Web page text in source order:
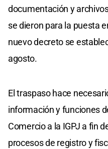
documentación y
se dieron para la puesta
nuevo decreto se
agosto.
El traspaso hace
información y funciones
Comercio a la IGPJ a fin
procesos de registro y